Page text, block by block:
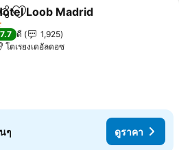
ร์ เพิ่มในรายการโปรด
Loob Madrid
ดาว
7.7 ดี
1,925
โตเรยงเดอัลดอซ
ๆ ดูราคา